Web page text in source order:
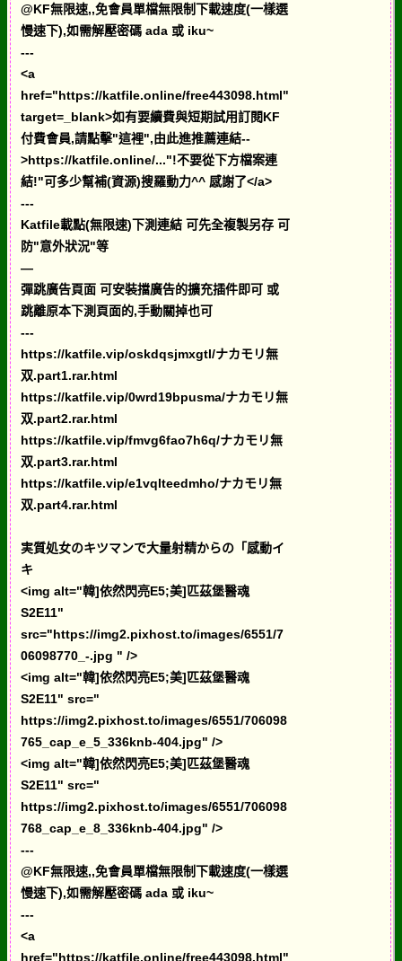
@KF無限速,,免會員單檔無限制下載速度(一樣選
慢速下),如需解壓密碼 ada 或 iku~
---
<a
href="https://katfile.online/free443098.html"
target=_blank>如有要續費與短期試用訂閱KF
付費會員,請點擊"這裡",由此進推薦連結--
>https://katfile.online/..."!不要從下方檔案連
結!"可多少幫補(資源)搜羅動力^^ 感謝了</a>
---
Katfile載點(無限速)下測連結 可先全複製另存 可
防"意外狀況"等
—
彈跳廣告頁面 可安裝擋廣告的擴充插件即可 或
跳離原本下測頁面的,手動關掉也可
---
https://katfile.vip/oskdqsjmxgtl/ナカモリ無
双.part1.rar.html
https://katfile.vip/0wrd19bpusma/ナカモリ無
双.part2.rar.html
https://katfile.vip/fmvg6fao7h6q/ナカモリ無
双.part3.rar.html
https://katfile.vip/e1vqlteedmho/ナカモリ無
双.part4.rar.html
実質処女のキツマンで大量射精からの「感動イ
キ
<img alt="韓]依然閃亮E5;美]匹茲堡醫魂
S2E11"
src="https://img2.pixhost.to/images/6551/7
06098770_-.jpg " />
<img alt="韓]依然閃亮E5;美]匹茲堡醫魂
S2E11" src="
https://img2.pixhost.to/images/6551/706098
765_cap_e_5_336knb-404.jpg" />
<img alt="韓]依然閃亮E5;美]匹茲堡醫魂
S2E11" src="
https://img2.pixhost.to/images/6551/706098
768_cap_e_8_336knb-404.jpg" />
---
@KF無限速,,免會員單檔無限制下載速度(一樣選
慢速下),如需解壓密碼 ada 或 iku~
---
<a
href="https://katfile.online/free443098.html"